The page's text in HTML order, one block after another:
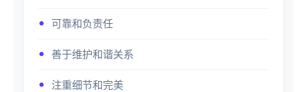
可靠和负责任
善于维护和谐关系
注重细节和完美